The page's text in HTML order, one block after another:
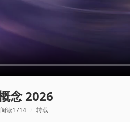
念 2026
阅读1714 转载